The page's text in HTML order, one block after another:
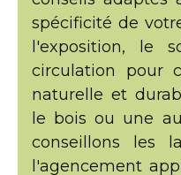
spécificité de
l'exposition, le
circulation pour
naturelle et
le bois ou une
conseillons les
l'agencement